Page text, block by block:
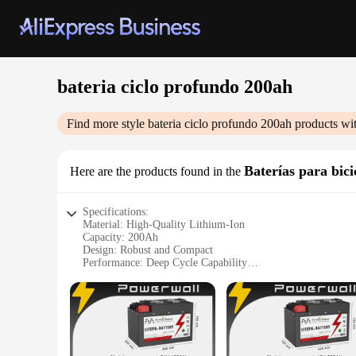
bateria ciclo profundo 200ah
Find more style bateria ciclo profundo 200ah products
Here are the products found in the Baterías para
Specifications:
Material: High-Quality Lithium-Ion
Capacity: 200Ah
Design: Robust and Compact
Performance: Deep Cycle Capability
Warranty: Manufacturer's Limited Warranty
Features:
**Unmatched Performance and Durability**
The bateria ciclo profundo 200ah is a testament to
from high-quality lithium-ion materials, this battery